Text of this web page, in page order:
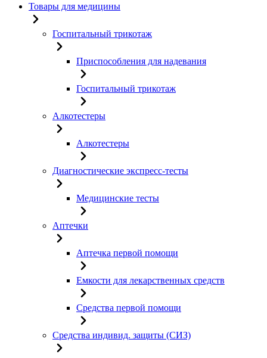
Товары для медицины
Госпитальный трикотаж
Приспособления для надевания
Госпитальный трикотаж
Алкотестеры
Алкотестеры
Диагностические экспресс-тесты
Медицинские тесты
Аптечки
Аптечка первой помощи
Емкости для лекарственных средств
Средства первой помощи
Средства индивид. защиты (СИЗ)